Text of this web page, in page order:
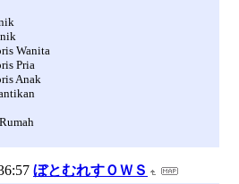
Wanita
Pria
Anak
ぼとむれすＯＷＳ